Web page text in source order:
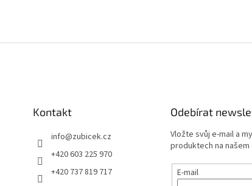
Kontakt
info@zubicek.cz
+420 603 225 970
+420 737 819 717
Odebírat
Vložte svůj e-mail a
produktech na našem
E-mail